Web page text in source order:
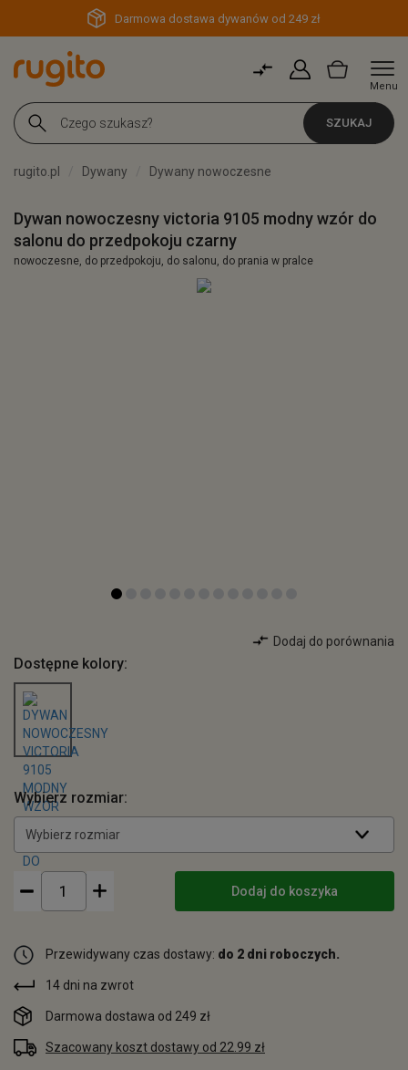
Darmowa dostawa dywanów od 249 zł
Menu
SZUKAJ
rugito.pl Dywany Dywany nowoczesne
Dywan nowoczesny victoria 9105 modny wzór do
salonu do przedpokoju czarny
nowoczesne, do przedpokoju, do salonu, do prania w pralce
Dodaj do porównania
Dostępne kolory:
Wybierz rozmiar:
Wybierz rozmiar
Dodaj do koszyka
Przewidywany czas dostawy: do 2 dni roboczych.
14 dni na zwrot
Darmowa dostawa od 249 zł
Szacowany koszt dostawy od 22.99 zł